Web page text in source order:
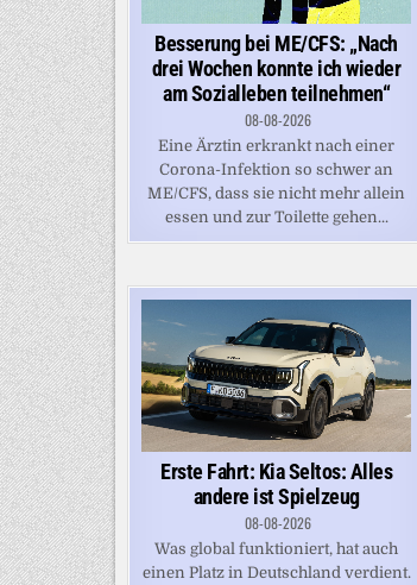
Besserung bei ME/CFS: „Nach
drei Wochen konnte ich wieder
am Sozialleben teilnehmen“
08-08-2026
Eine Ärztin erkrankt nach einer
Corona-Infektion so schwer an
ME/CFS, dass sie nicht mehr allein
essen und zur Toilette gehen...
Erste Fahrt: Kia Seltos: Alles
andere ist Spielzeug
08-08-2026
Was global funktioniert, hat auch
einen Platz in Deutschland verdient.